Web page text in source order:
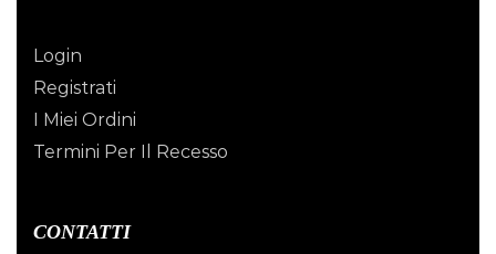
Login
Registrati
I Miei Ordini
Termini Per Il Recesso
CONTATTI